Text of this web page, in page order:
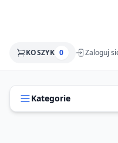
KOSZYK 0 Zaloguj
Kategorie